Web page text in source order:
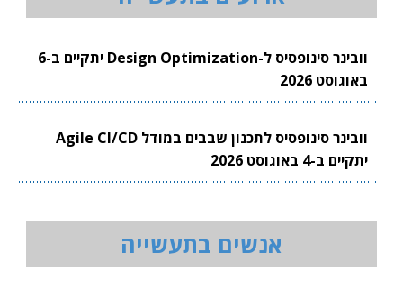
וובינר סינופסיס ל-Design Optimization יתקיים ב-6
באוגוסט 2026
וובינר סינופסיס לתכנון שבבים במודל Agile CI/CD
יתקיים ב-4 באוגוסט 2026
אנשים בתעשייה